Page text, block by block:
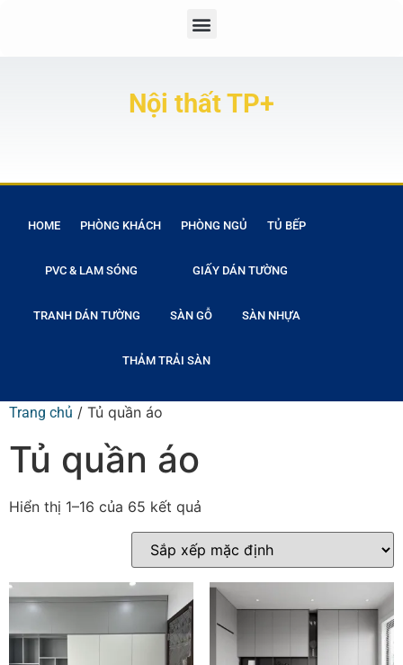
Nội thất TP+
HOME PHÒNG KHÁCH PHÒNG NGỦ TỦ BẾP
PVC & LAM SÓNG GIẤY DÁN TƯỜNG
TRANH DÁN TƯỜNG SÀN GỖ SÀN NHỰA
THẢM TRẢI SÀN
Trang chủ / Tủ quần áo
Tủ quần áo
Hiển thị 1–16 của 65 kết quả